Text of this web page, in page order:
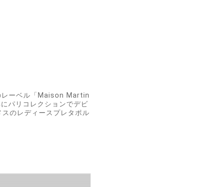
レーベル「Maison Martin
パリコレクションでデビ
のレディースプレタポル